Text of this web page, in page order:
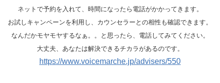
ネットで予約を入れて、時間になったら電話がかかってきます。
お試しキャンペーンを利用し、カウンセラーとの相性も確認できます。
なんだかモヤモヤするなぁ。。と思ったら、電話してみてください。
大丈夫、あなたは解決できるチカラがあるのです。
https://www.voicemarche.jp/advisers/550